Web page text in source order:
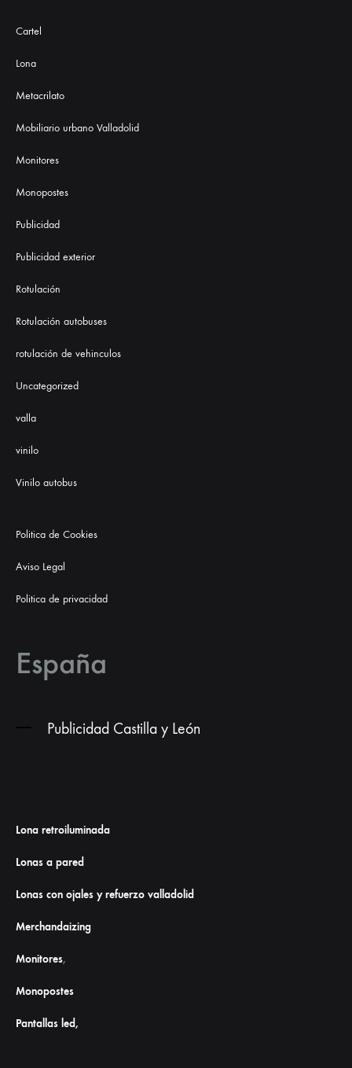
Cartel
Lona
Metacrilato
Mobiliario urbano Valladolid
Monitores
Monopostes
Publicidad
Publicidad exterior
Rotulación
Rotulación autobuses
rotulación de vehinculos
Uncategorized
valla
vinilo
Vinilo autobus
Politica de Cookies
Aviso Legal
Politica de privacidad
España
Publicidad Castilla y León
Lona retroiluminada
Lonas a pared
Lonas con ojales y refuerzo valladolid
Merchandaizing
Monitores,
Monopostes
Pantallas led,